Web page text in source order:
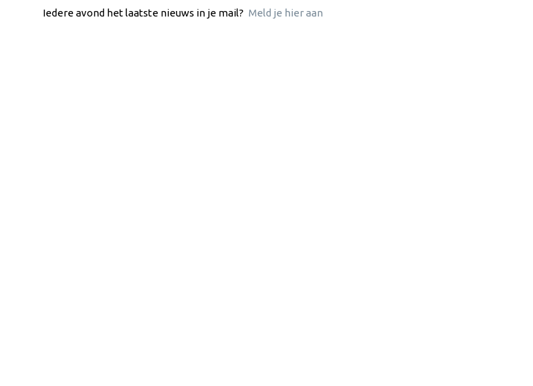
Iedere avond het laatste nieuws in je mail? Meld je hier aan